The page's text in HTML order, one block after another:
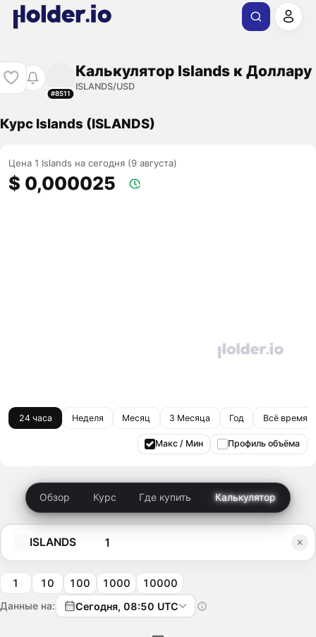
#8511
Калькулятор Islands к Доллару
ISLANDS/USD
Курс Islands (ISLANDS)
Цена 1 Islands на сегодня (9 августа)
$ 0,000025
24 часа Неделя Месяц 3 Месяца Год Всё время
Макс / Мин Профиль объёма
Обзор Курс Где купить Калькулятор
ISLANDS
1 10 100 1000 10000
Данные на: Сегодня, 08:50 UTC